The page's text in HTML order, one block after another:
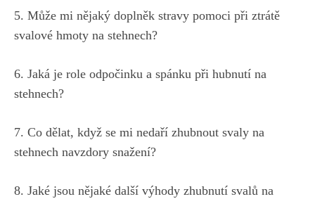
5. Může mi nějaký doplněk stravy pomoci při ⁣ztrátě
svalové hmoty na⁣ stehnech?
6. Jaká je ⁤role⁢ odpočinku a spánku při hubnutí na
stehnech?
7. Co dělat, když se ‍mi nedaří zhubnout ‍svaly⁢ na
stehnech navzdory snažení?
8. ‌Jaké jsou ⁢nějaké další ⁢výhody zhubnutí⁣ svalů​ na​